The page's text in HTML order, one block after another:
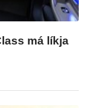
má líkja